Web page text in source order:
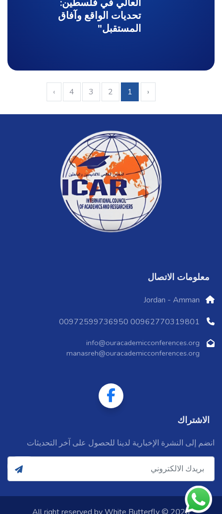
تحديات الواقع وآفاق
المستقبل"
‹
1
2
3
4
›
معلومات الاتصال
Jordan - Amman
00962770319801 00972599736950
info@ouracademicconferences.org
manasreh@ouracademicconferences.org
الاشتراك
انضم إلى النشرة الإخبارية لدينا للحصول على آخر التحديثات
2026 © All right reserved by
White Butterfly